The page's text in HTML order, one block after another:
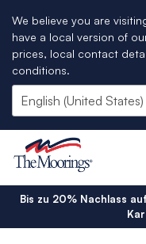
We believe you are
have a local version of
prices, local contact
conditions.
Bis zu 20% Nachlass